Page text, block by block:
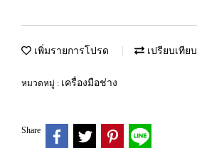
เพิ่มรายการโปรด เปรียบเทียบ
หมวดหมู่ : เครื่องมือช่าง
Share